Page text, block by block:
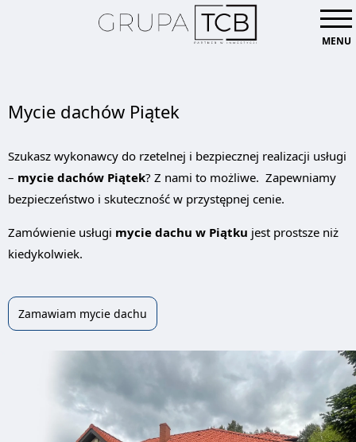
MENU
Mycie dachów Piątek
Szukasz wykonawcy do rzetelnej i bezpiecznej realizacji usługi
– mycie dachów Piątek? Z nami to możliwe. Zapewniamy
bezpieczeństwo i skuteczność w przystępnej cenie.
Zamówienie usługi mycie dachu w Piątku jest prostsze niż
kiedykolwiek.
Zamawiam mycie dachu